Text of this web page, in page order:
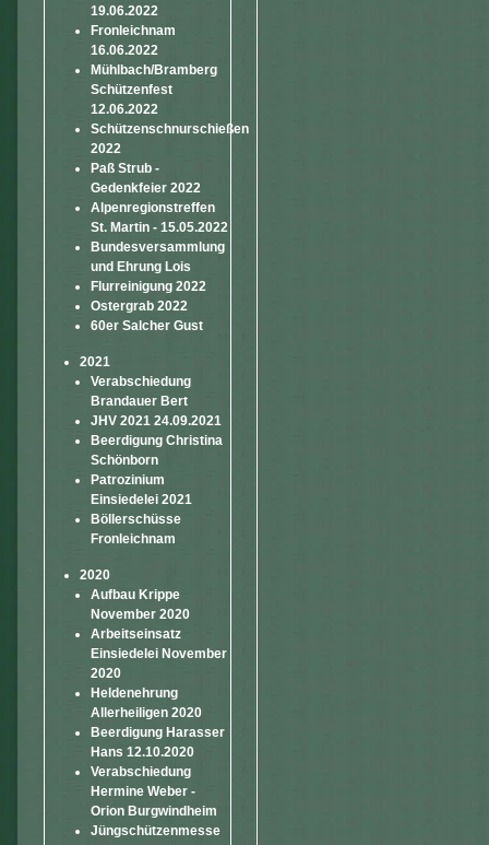
19.06.2022
Fronleichnam
16.06.2022
Mühlbach/Bramberg
Schützenfest
12.06.2022
Schützenschnurschießen
2022
Paß Strub -
Gedenkfeier 2022
Alpenregionstreffen
St. Martin - 15.05.2022
Bundesversammlung
und Ehrung Lois
Flurreinigung 2022
Ostergrab 2022
60er Salcher Gust
2021
Verabschiedung
Brandauer Bert
JHV 2021 24.09.2021
Beerdigung Christina
Schönborn
Patrozinium
Einsiedelei 2021
Böllerschüsse
Fronleichnam
2020
Aufbau Krippe
November 2020
Arbeitseinsatz
Einsiedelei November
2020
Heldenehrung
Allerheiligen 2020
Beerdigung Harasser
Hans 12.10.2020
Verabschiedung
Hermine Weber -
Orion Burgwindheim
Jüngschützenmesse